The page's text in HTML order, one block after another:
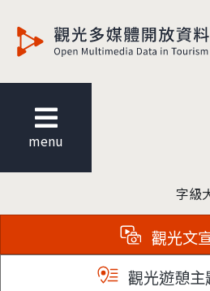
menu
字級
觀光文
觀光遊憩